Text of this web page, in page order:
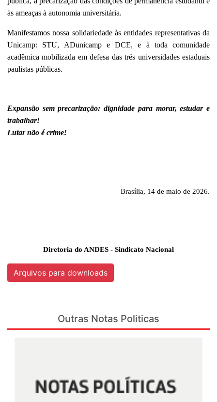
às ameaças à autonomia universitária.
Manifestamos nossa solidariedade às entidades representativas da
Unicamp: STU, ADunicamp e DCE, e à toda comunidade
acadêmica mobilizada em defesa das três universidades estaduais
paulistas públicas.
Expansão sem precarização: dignidade para morar, estudar e
trabalhar!
Lutar não é crime!
Brasília, 14 de maio de 2026.
Diretoria do ANDES - Sindicato Nacional
Arquivos para downloads
Outras Notas Politicas